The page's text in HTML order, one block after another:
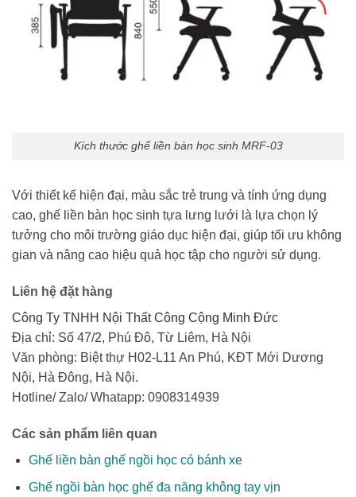
Kích thước ghế liền bàn học sinh MRF-03
Với thiết kế hiện đại, màu sắc trẻ trung và tính ứng dụng
cao, ghế liền bàn học sinh tựa lưng lưới là lựa chọn lý
tưởng cho môi trường giáo dục hiện đại, giúp tối ưu không
gian và nâng cao hiệu quả học tập cho người sử dụng.
Liên hệ đặt hàng
Công Ty TNHH Nội Thất Công Cộng Minh Đức
Địa chỉ: Số 47/2, Phú Đô, Từ Liêm, Hà Nội
Văn phòng: Biệt thự H02-L11 An Phú, KĐT Mới Dương
Nội, Hà Đông, Hà Nội.
Hotline/ Zalo/ Whatapp: 0908314939
Các sản phẩm liên quan
Ghế liền bàn ghế ngồi học có bánh xe
Ghế ngồi bàn học ghế đa năng không tay vịn